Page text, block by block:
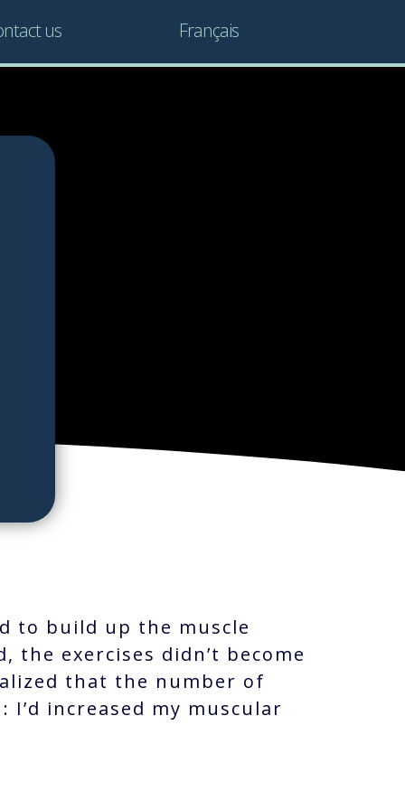
us Français
to build up the muscle
exercises didn’t become
that the number of
increased my muscular